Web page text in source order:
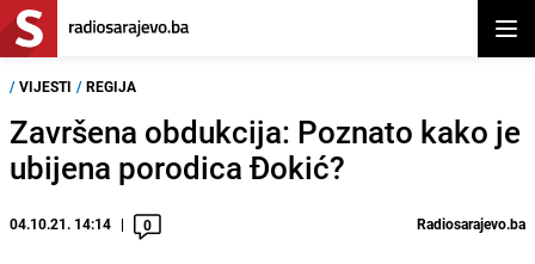
/ VIJESTI / REGIJA
Završena obdukcija: Poznato kako je
ubijena porodica Đokić?
04.10.21. 14:14 0 Radiosarajevo.ba